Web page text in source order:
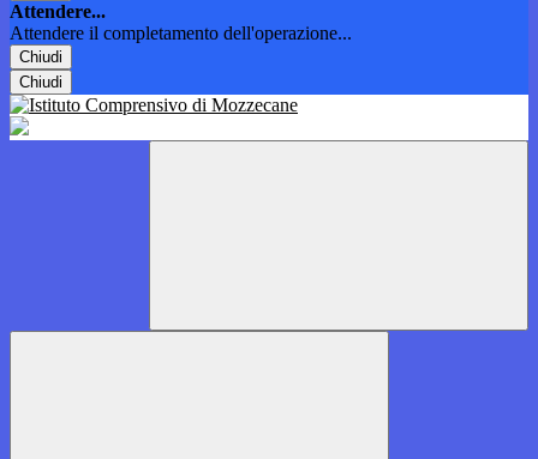
Attendere...
Attendere il completamento dell'operazione...
Chiudi
Chiudi